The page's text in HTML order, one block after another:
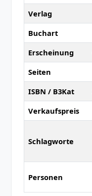
Verlag
Buchart
Erscheinung
Seiten
ISBN / B3Kat
Verkaufspreis
Schlagworte
Personen